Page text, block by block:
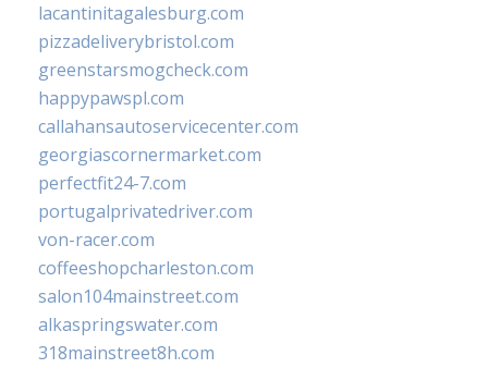
lacantinitagalesburg.com
pizzadeliverybristol.com
greenstarsmogcheck.com
happypawspl.com
callahansautoservicecenter.com
georgiascornermarket.com
perfectfit24-7.com
portugalprivatedriver.com
von-racer.com
coffeeshopcharleston.com
salon104mainstreet.com
alkaspringswater.com
318mainstreet8h.com